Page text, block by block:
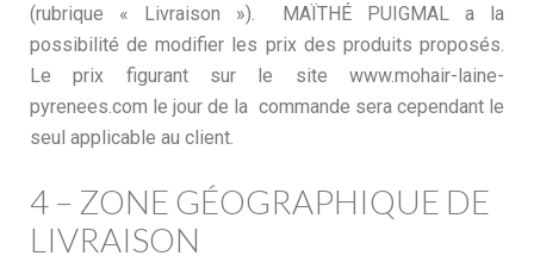
(rubrique « Livraison »). MAÏTHÉ PUIGMAL a la
possibilité de modifier les prix des produits proposés.
Le prix figurant sur le site www.mohair-laine-
pyrenees.com le jour de la commande sera cependant le
seul applicable au client.
4 – ZONE GÉOGRAPHIQUE DE
LIVRAISON